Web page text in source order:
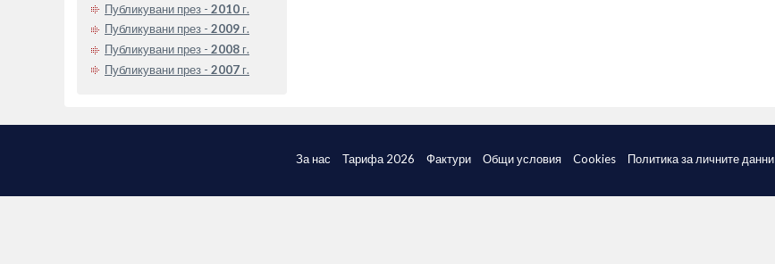
Публикувани през - 2010 г.
Публикувани през - 2009 г.
Публикувани през - 2008 г.
Публикувани през - 2007 г.
За нас Тарифа 2026 Фактури Общи условия Cookies Политика за личните данни